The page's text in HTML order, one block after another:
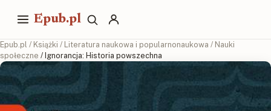
Epub.pl
Epub.pl / Książki / Literatura naukowa i popularnonaukowa / Nauki
społeczne / Ignorancja: Historia powszechna